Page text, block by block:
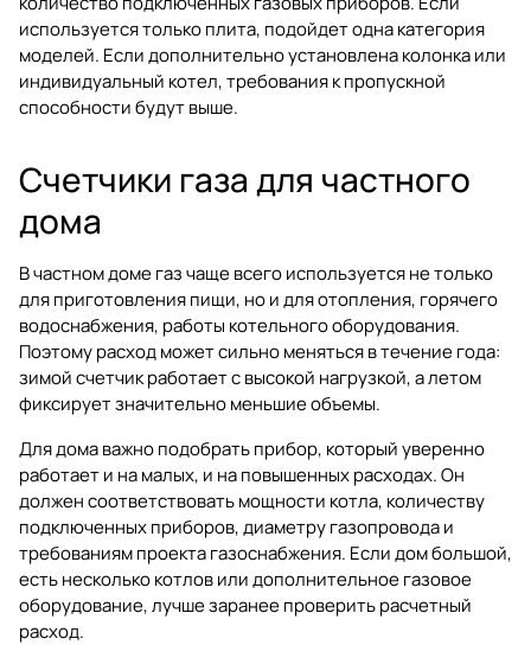
используется только плита, подойдет одна категория
моделей. Если дополнительно установлена колонка или
индивидуальный котел, требования к пропускной
способности будут выше.
Счетчики газа для частного
дома
В частном доме газ чаще всего используется не только
для приготовления пищи, но и для отопления, горячего
водоснабжения, работы котельного оборудования.
Поэтому расход может сильно меняться в течение года:
зимой счетчик работает с высокой нагрузкой, а летом
фиксирует значительно меньшие объемы.
Для дома важно подобрать прибор, который уверенно
работает и на малых, и на повышенных расходах. Он
должен соответствовать мощности котла, количеству
подключенных приборов, диаметру газопровода и
требованиям проекта газоснабжения. Если дом большой,
есть несколько котлов или дополнительное газовое
оборудование, лучше заранее проверить расчетный
расход.